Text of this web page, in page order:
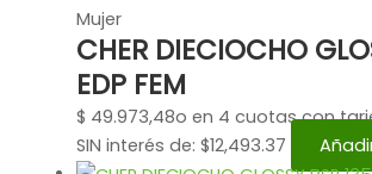
Mujer
CHER DIECIOCHO
EDP FEM
$ 49.973,48o en 4 cuotas con
SIN interés de: $12,493.37